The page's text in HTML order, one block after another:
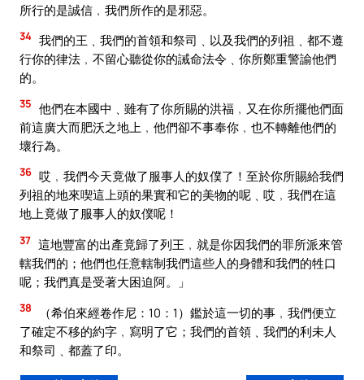
所行的是誠信﹐我們所作的是邪惡。
34 我們的王﹑我們的首領和祭司﹑以及我們的列祖﹑都不遵
行你的律法﹐不留心聽從你的誡命法令﹑你所鄭重警諭他們
的。
35 他們在本國中﹑雖有了你所賜的洪福﹐又在你所擺他們面
前這廣大而肥沃之地上﹐他們卻不事奉你﹐也不轉離他們的
壞行為。
36 哎﹐我們今天竟做了服事人的奴僕了！至於你所賜給我們
列祖的地來喫這上頭的果實和它的美物的呢﹑哎﹐我們在這
地上竟做了服事人的奴僕呢！
37 這地豐富的出產竟歸了列王﹐就是你因我們的罪所派來管
轄我們的；他們也任意轄制我們這些人的身體和我們的牲口
呢；我們真是受著大困迫阿。」
38
（希伯來經卷作尼：10：1）鑑於這一切的事﹐我們便立
了確定不移的約字﹐寫明了它；我們的首領﹑我們的利未人
和祭司﹑都蓋了印。